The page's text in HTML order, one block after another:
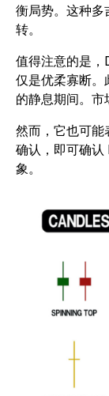
衡局势。这种多
转。
值得注意的是，
仅是优柔寡断。
的静息期间。市
然而，它也可能
确认，即可确认
象。